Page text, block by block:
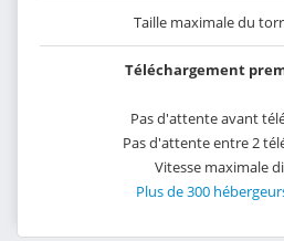
Taille maximale du
Téléchargement
Pas d'attente avant
Pas d'attente entre 2
Vitesse maximale
Plus de 300